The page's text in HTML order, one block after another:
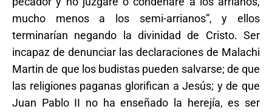
mucho menos a los semi-arrianos”, y ellos
terminarían negando la divinidad de Cristo. Ser
incapaz de denunciar las declaraciones de Malachi
Martin de que los budistas pueden salvarse; de que
las religiones paganas glorifican a Jesús; y de que
Juan Pablo II no ha enseñado la herejía, es ser